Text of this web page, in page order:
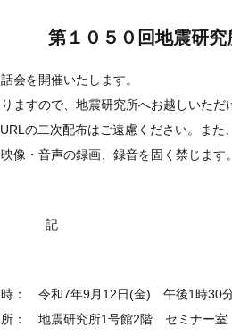
第１０５０回地震研
会を開催いたします。
ますので、地震研究所へお越しいただ
の二次配布はご遠慮ください。また
像・音声の録画、録音を固く禁じます。
月12日(金) 午後1時30分
所1号館2階 セミナー室